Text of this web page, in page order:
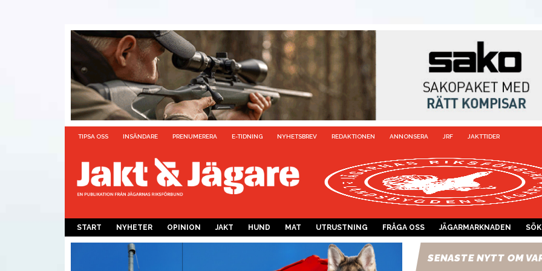
TIPSA OSS INSÄNDARE PRENUMERERA E-TIDNING NYHETSBREV REDAKTIONEN ANNONSERA JRF JAKTTIDER
START NYHETER OPINION JAKT HUND MAT UTRUSTNING FRÅGA OSS JÄGARMARKNADEN SÖK
SENASTE NYTT OM